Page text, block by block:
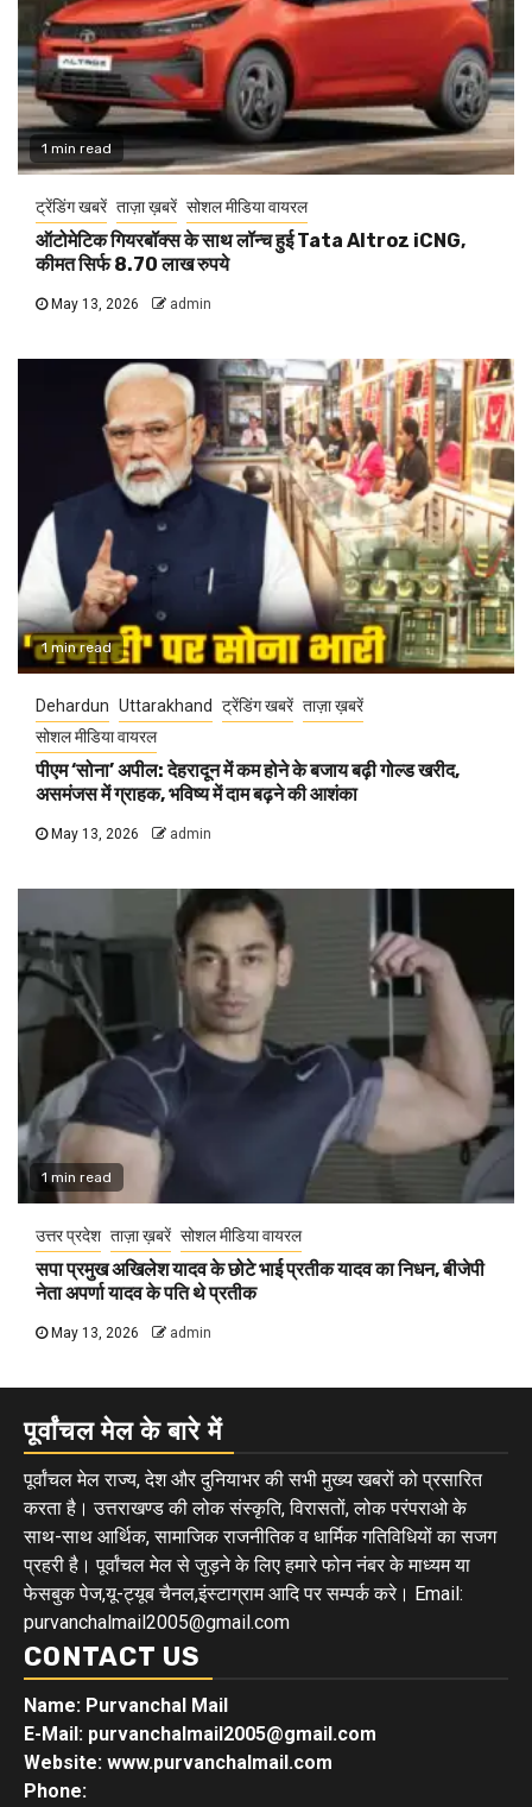
1 min read
ट्रेंडिंग खबरें ताज़ा ख़बरें सोशल मीडिया वायरल
ऑटोमेटिक गियरबॉक्स के साथ लॉन्च हुई Tata Altroz iCNG,
कीमत सिर्फ 8.70 लाख रुपये
May 13, 2026 admin
1 min read
Dehardun Uttarakhand ट्रेंडिंग खबरें ताज़ा ख़बरें
सोशल मीडिया वायरल
पीएम ‘सोना’ अपील: देहरादून में कम होने के बजाय बढ़ी गोल्ड खरीद,
असमंजस में ग्राहक, भविष्य में दाम बढ़ने की आशंका
May 13, 2026 admin
1 min read
उत्तर प्रदेश ताज़ा ख़बरें सोशल मीडिया वायरल
सपा प्रमुख अखिलेश यादव के छोटे भाई प्रतीक यादव का निधन, बीजेपी
नेता अपर्णा यादव के पति थे प्रतीक
May 13, 2026 admin
पूर्वांचल मेल के बारे में
पूर्वांचल मेल राज्य, देश और दुनियाभर की सभी मुख्य खबरों को प्रसारित
करता है। उत्तराखण्ड की लोक संस्कृति, विरासतों, लोक परंपराओ के
साथ-साथ आर्थिक, सामाजिक राजनीतिक व धार्मिक गतिविधियों का सजग
प्रहरी है। पूर्वांचल मेल से जुड़ने के लिए हमारे फोन नंबर के माध्यम या
फेसबुक पेज,यू-ट्यूब चैनल,इंस्टाग्राम आदि पर सम्पर्क करे। Email:
purvanchalmail2005@gmail.com
CONTACT US
Name: Purvanchal Mail
E-Mail: purvanchalmail2005@gmail.com
Website: www.purvanchalmail.com
Phone: